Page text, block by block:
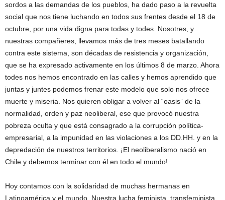
sordos a las demandas de los pueblos, ha dado paso a la revuelta
social que nos tiene luchando en todos sus frentes desde el 18 de
octubre, por una vida digna para todas y todes. Nosotres, y
nuestras compañeres, llevamos más de tres meses batallando
contra este sistema, son décadas de resistencia y organización,
que se ha expresado activamente en los últimos 8 de marzo. Ahora
todes nos hemos encontrado en las calles y hemos aprendido que
juntas y juntes podemos frenar este modelo que solo nos ofrece
muerte y miseria. Nos quieren obligar a volver al “oasis” de la
normalidad, orden y paz neoliberal, ese que provocó nuestra
pobreza oculta y que está consagrado a la corrupción política-
empresarial, a la impunidad en las violaciones a los DD.HH. y en la
depredación de nuestros territorios. ¡El neoliberalismo nació en
Chile y debemos terminar con él en todo el mundo!
Hoy contamos con la solidaridad de muchas hermanas en
Latinoamérica y el mundo. Nuestra lucha feminista, transfeminista,